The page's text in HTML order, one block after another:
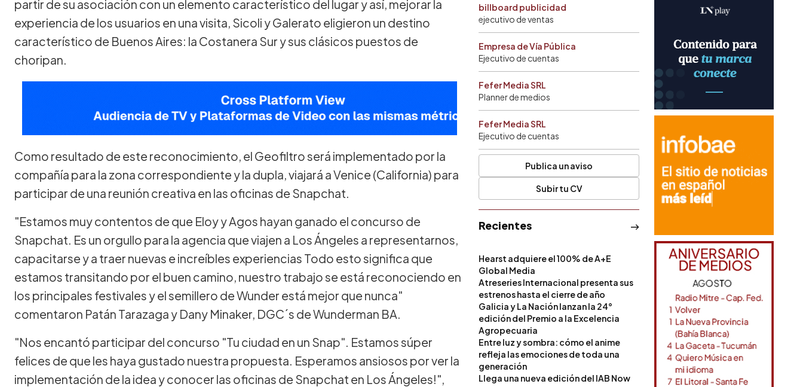
partir de su asociación con un elemento característico del lugar y así, mejorar la
experiencia de los usuarios en una visita, Sicoli y Galerato eligieron un destino
característico de Buenos Aires: la Costanera Sur y sus clásicos puestos de
choripan.
Como resultado de este reconocimiento, el Geofiltro será implementado por la
compañía para la zona correspondiente y la dupla, viajará a Venice (California) para
participar de una reunión creativa en las oficinas de Snapchat.
"Estamos muy contentos de que Eloy y Agos hayan ganado el concurso de
Snapchat. Es un orgullo para la agencia que viajen a Los Ángeles a representarnos,
capacitarse y a traer nuevas e increíbles experiencias Todo esto significa que
estamos transitando por el buen camino, nuestro trabajo se está reconociendo en
los principales festivales y el semillero de Wunder está mejor que nunca"
comentaron Patán Tarazaga y Dany Minaker, DGC´s de Wunderman BA.
"Nos encantó participar del concurso "Tu ciudad en un Snap". Estamos súper
felices de que les haya gustado nuestra propuesta. Esperamos ansiosos por ver la
implementación de la idea y conocer las oficinas de Snapchat en Los Ángeles!",
billboard publicidad
ejecutivo de ventas
Empresa de Vía Pública
Ejecutivo de cuentas
Fefer Media SRL
Planner de medios
Fefer Media SRL
Ejecutivo de cuentas
Publica un aviso
Subir tu CV
Recientes
Hearst adquiere el 100% de A+E
Global Media
Atreseries Internacional presenta sus
estrenos hasta el cierre de año
Galicia y La Nación lanzan la 24°
edición del Premio a la Excelencia
Agropecuaria
Entre luz y sombra: cómo el anime
refleja las emociones de toda una
generación
Llega una nueva edición del IAB Now